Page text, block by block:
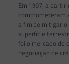
Em 1997, a partir
comprometeram
a fim de mitigar
superfície
foi o mercado de
negociação de